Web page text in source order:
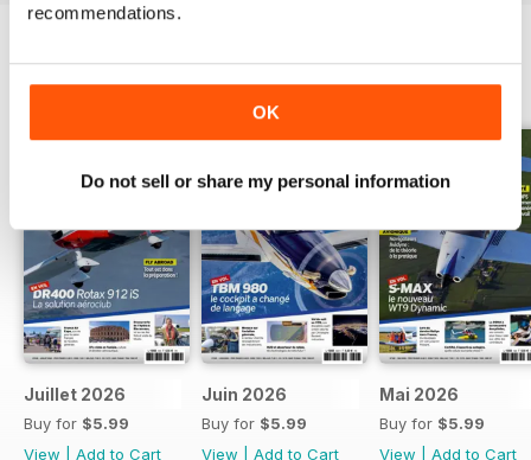
recommendations.
OK
Do not sell or share my personal information
BACK ISSUES View All
Juillet 2026
Buy for $5.99
View
Add to Cart
Juin 2026
Buy for $5.99
View
Add to Cart
Mai 2026
Buy for $5.99
View
Add to Cart